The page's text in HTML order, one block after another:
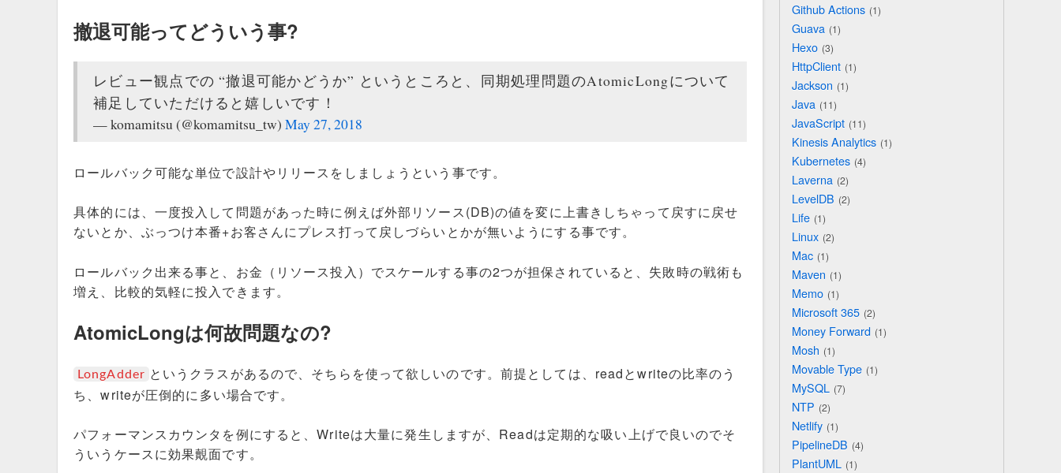
撤退可能ってどういう事?
レビュー観点での “撤退可能かどうか” というところと、同期処理問題のAtomicLongについて
補足していただけると嬉しいです！
— komamitsu (@komamitsu_tw)May 27, 2018
ロールバック可能な単位で設計やリリースをしましょうという事です。
具体的には、一度投入して問題があった時に例えば外部リソース(DB)の値を変に上書きしちゃって戻すに戻せ
ないとか、ぶっつけ本番+お客さんにプレス打って戻しづらいとかが無いようにする事です。
ロールバック出来る事と、お金（リソース投入）でスケールする事の2つが担保されていると、失敗時の戦術も
増え、比較的気軽に投入できます。
AtomicLongは何故問題なの?
LongAdder というクラスがあるので、そちらを使って欲しいのです。前提としては、readとwriteの比率のう
ち、writeが圧倒的に多い場合です。
パフォーマンスカウンタを例にすると、Writeは大量に発生しますが、Readは定期的な吸い上げで良いのでそ
ういうケースに効果覿面です。
Github Actions 1
Guava 1
Hexo 3
HttpClient 1
Jackson 1
Java 11
JavaScript 11
Kinesis Analytics 1
Kubernetes 4
Laverna 2
LevelDB 2
Life 1
Linux 2
Mac 1
Maven 1
Memo 1
Microsoft 365 2
Money Forward 1
Mosh 1
Movable Type 1
MySQL 7
NTP 2
Netlify 1
PipelineDB 4
PlantUML 1